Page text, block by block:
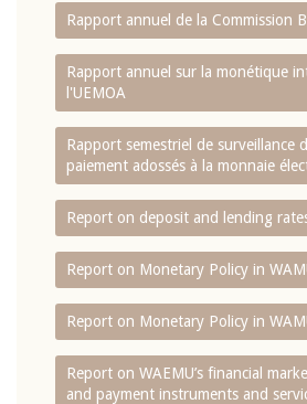
Rapport annuel de la Commission
Rapport annuel sur la monétique
l'UEMOA
Rapport semestriel de surveillance
paiement adossés à la monnaie
Report on deposit and lending
Report on Monetary Policy in
Report on Monetary Policy in
Report on WAEMU’s financial
and payment instruments and